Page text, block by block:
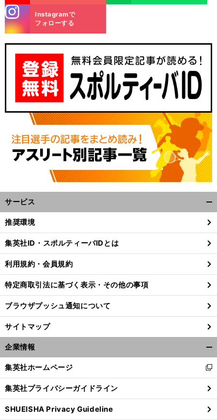
前
へ
m
Instagramで
フォローする
サービス
閉
る
推奨環境
集英社ID・スポルティーバIDとは
利用規約・会員規約
特定商取引法に基づく表示・その他の事項
ブラウザプッシュ通知について
サイトマップ
企業情報
閉
る
集英社ホームページ
新
し
い
ウ
ィ
集英社プライバシーガイドライン
SHUEISHA Privacy Guideline